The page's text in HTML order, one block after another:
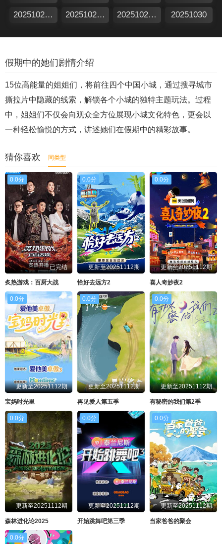
20251024加更版 20251024特别企划 20251029假期日记 20251030
假期中的她们剧情介绍
15位高能量的姐姐们，将前往四个中国小城，通过搜寻城市
撕拉片中隐藏的线索，解锁各个小城的独特主题玩法。过程
中，姐姐们不仅会向观众全方位展现小城文化特色，更会以
一种轻松愉悦的方式，讲述她们在假期中的精彩故事。
猜你喜欢 同类型
0.0分
已完结
炙热游戏：百厨大战
0.0分
更新至20251112期
恰好去远方2
0.0分
更新至20251112期
喜人奇妙夜2
0.0分
更新至20251112期
宝妈时光里
0.0分
更新至20251112期
再见爱人第五季
0.0分
更新至20251112期
有秘密的我们第2季
0.0分
更新至20251112期
森林进化论2025
0.0分
更新至20251112期
开始跳舞吧第三季
0.0分
更新至20251112期
当家爸爸的聚会
0.0分